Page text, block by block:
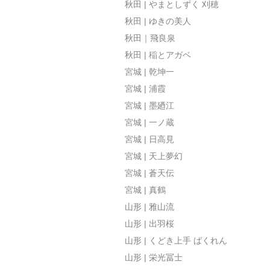
秋田 | やまとしずく 刈穂
秋田 | ゆきの美人
秋田｜飛良泉
秋田 | 稲とアガベ
宮城 | 乾坤一
宮城 | 浦霞
宮城 | 墨廼江
宮城 | 一ノ蔵
宮城 | 日高見
宮城 | 天上夢幻
宮城 | 蒼天伝
宮城 | 真鶴
山形 | 雅山流
山形 | 出羽桜
山形 | くどき上手 ばくれん
山形 | 栄光冨士